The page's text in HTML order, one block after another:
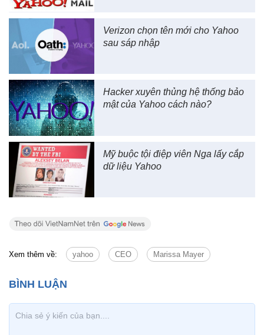
Verizon chọn tên mới cho Yahoo
sau sáp nhập
Hacker xuyên thủng hệ thống bảo
mật của Yahoo cách nào?
Mỹ buộc tội điệp viên Nga lấy cắp
dữ liệu Yahoo
Xem thêm về: yahoo CEO Marissa Mayer